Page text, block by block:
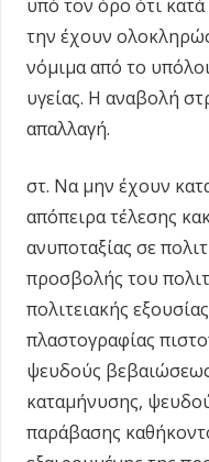
υπό τον όρο ότι
την έχουν
νόμιμα από το
υγείας. Η αναβολή
απαλλαγή.
στ. Να μην έχουν
απόπειρα τέλεσης
ανυποταξίας σε
προσβολής του
πολιτειακής
πλαστογραφίας
ψευδούς
καταμήνυσης,
παράβασης